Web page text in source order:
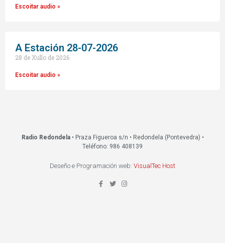
Escoitar audio »
A Estación 28-07-2026
28 de Xullo de 2026
Escoitar audio »
Radio Redondela• Praza Figueroa s/n • Redondela (Pontevedra) •
Teléfono: 986 408139
Deseño e Programación web: VisualTec Host